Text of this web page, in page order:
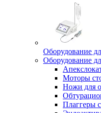
Оборудование
Оборудование
Моторы
Ножи для
Плаггеры